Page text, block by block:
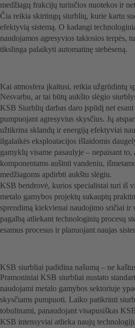
medžiagų frakcijų turinčios nuotekos ir
Čia reikia skirtingų siurblių, kurie kartu
efektyvią sistemą. O kadangi
naudojamos agresyvios takiosios terpės,
tikslinga palaikyti automatinę stebėseną.
Kai atmosfera įkaitusi, reikia užgrūdintų
Nesvarbu, ar tai būtų aukšto slėgio
KSB Siurblių darbas daro įspūdį net
pumpuojant agresyvius skysčius. Jų
užtikrina sklandų ir energiją efektyviai
ilgalaikės eksploatacijos išlaidomis
gamyklų visame pasaulyje – nepaisant to,
komponentams aušinti vandeniu,
medžiagoms apdirbti aukštu slėgiu.
KSB bendrovė, kurios specialistai turi iš
metalo gamybos projektų sukauptų
sprendimą kiekvienai naudojimo sričiai ir
pagalbą atliekant technologinių procesų
esamus procesus ir planuojant naujas
KSB siurbliai padidina našumą – ne
Pramoniniai KSB siurbliai nustato
naudojami metalo gamybos sektoriuje
skysčiams pumpuoti. Laiko patikrinti
tobulinami, panaudojant visapusiškas
KSB intensyviai atlieka naujų